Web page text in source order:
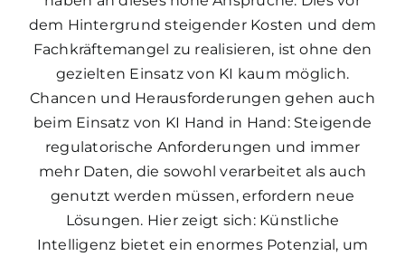
dem Hintergrund steigender Kosten und dem
Fachkräftemangel zu realisieren, ist ohne den
gezielten Einsatz von KI kaum möglich.
Chancen und Herausforderungen gehen auch
beim Einsatz von KI Hand in Hand: Steigende
regulatorische Anforderungen und immer
mehr Daten, die sowohl verarbeitet als auch
genutzt werden müssen, erfordern neue
Lösungen. Hier zeigt sich: Künstliche
Intelligenz bietet ein enormes Potenzial, um